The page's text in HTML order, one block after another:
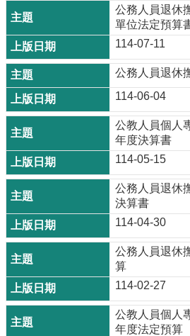
公務人員退休
單位法定預算
114-07-11
公務人員退休
114-06-04
公教人員個人
年度決算書
114-05-15
公務人員退休
決算書
114-04-30
公務人員退休
算
114-02-27
公教人員個人
年度法定預算